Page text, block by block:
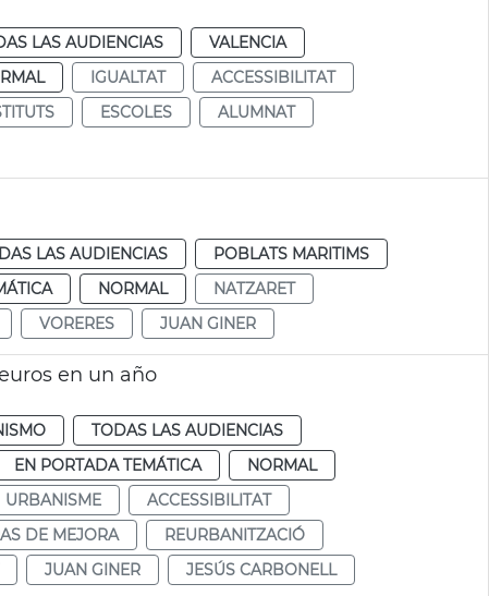
LAS AUDIENCIAS
VALENCIA
IGUALTAT
ACCESSIBILITAT
ESCOLES
ALUMNAT
LAS AUDIENCIAS
POBLATS MARITIMS
NORMAL
NATZARET
VORERES JUAN GINER
en un año
TODAS LAS AUDIENCIAS
EN PORTADA TEMÁTICA
NORMAL
URBANISME
ACCESSIBILITAT
DE MEJORA
REURBANITZACIÓ
JUAN GINER
JESÚS CARBONELL